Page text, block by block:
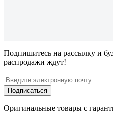
Подпишитесь на рассылку и
распродажи ждут!
Подписаться
Оригинальные товары с